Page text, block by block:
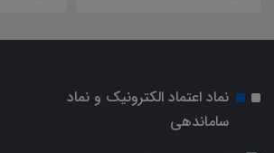
نماد اعتماد الکترونیک و نماد
ساماندهی